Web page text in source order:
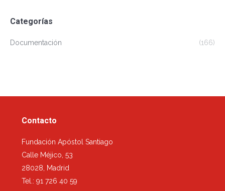
Categorías
Documentación (166)
Contacto
Fundación Apóstol Santiago
Calle Méjico, 53
28028, Madrid
Tel.: 91 726 40 59